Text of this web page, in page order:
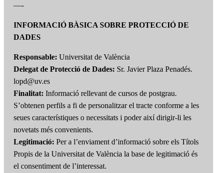
—-
INFORMACIÓ BÀSICA SOBRE PROTECCIÓ DE
DADES
Responsable: Universitat de València
Delegat de Protecció de Dades: Sr. Javier Plaza Penadés.
lopd@uv.es
Finalitat: Informació rellevant de cursos de postgrau.
S’obtenen perfils a fi de personalitzar el tracte conforme a les
seues característiques o necessitats i poder així dirigir-li les
novetats més convenients.
Legitimació: Per a l’enviament d’informació sobre els Títols
Propis de la Universitat de València la base de legitimació és
el consentiment de l’interessat.